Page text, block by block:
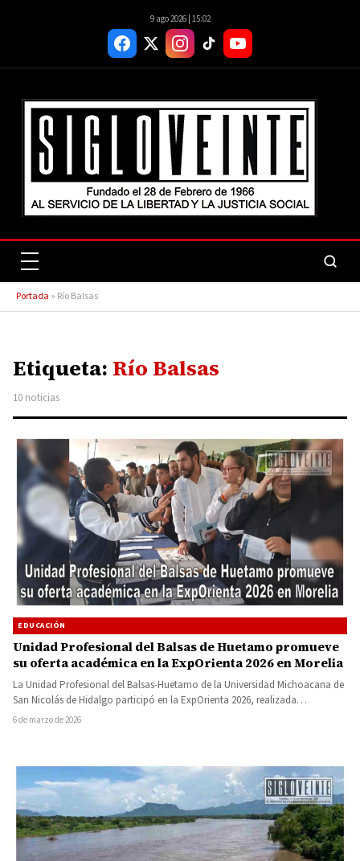
9 ago 2026 | 15:02
Portada » Río Balsas
Etiqueta: Río Balsas
10 noticias
EDUCACIÓN
Unidad Profesional del Balsas de Huetamo promueve
su oferta académica en la ExpOrienta 2026 en Morelia
La Unidad Profesional del Balsas-Huetamo de la Universidad Michoacana de
San Nicolás de Hidalgo participó en la ExpOrienta 2026, realizada…
6 de marzo de 2026